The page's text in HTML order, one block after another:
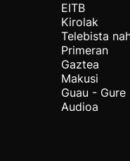
EITB
Kirolak
Telebista
Primeran
Gaztea
Makusi
Guau - Gure
Audioa